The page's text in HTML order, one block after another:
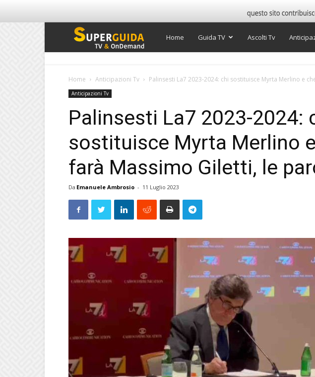
Super
Home Guida TV Ascolti Tv
Home Anticipazioni Tv Palinsesti La7 2023-2024: chi sostituisce Myrta Merlino e
Anticipazioni Tv
Palinsesti La7 2023-2024:
sostituisce Myrta Merlino
farà Massimo Giletti, le
Da Emanuele Ambrosio - 11 Luglio 2023